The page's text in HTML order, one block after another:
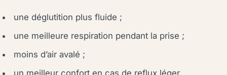
une déglutition plus fluide ;
une meilleure respiration pendant la prise ;
moins d’air avalé ;
un meilleur confort en cas de reflux léger.